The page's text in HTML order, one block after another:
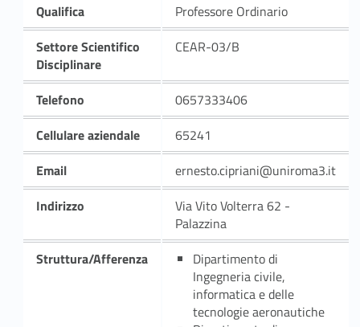
Qualifica
Professore Ordinario
Settore Scientifico
Disciplinare
CEAR-03/B
Telefono
0657333406
Cellulare aziendale
65241
Email
ernesto.cipriani@uniroma3.it
Indirizzo
Via Vito Volterra 62 -
Palazzina
Struttura/Afferenza
Dipartimento di
Ingegneria civile,
informatica e delle
tecnologie aeronautiche